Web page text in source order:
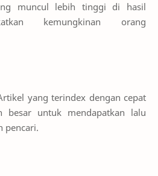
muncul lebih tinggi di hasil
kemungkinan orang
yang terindex dengan cepat
besar untuk mendapatkan lalu
pencari.